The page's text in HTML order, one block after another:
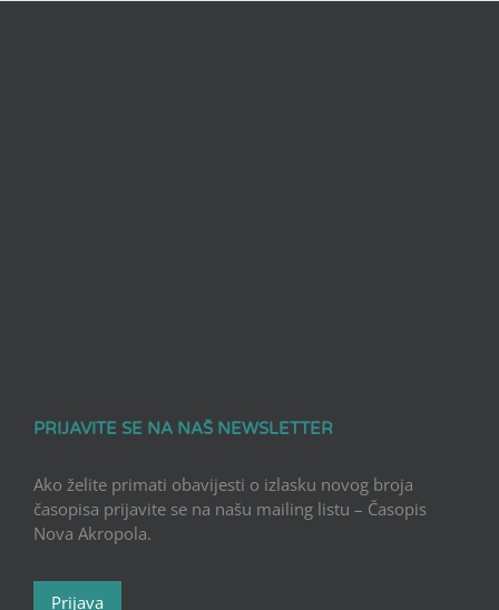
PRIJAVITE SE NA NAŠ NEWSLETTER
Ako želite primati obavijesti o izlasku novog broja
časopisa prijavite se na našu mailing listu – Časopis
Nova Akropola.
Prijava